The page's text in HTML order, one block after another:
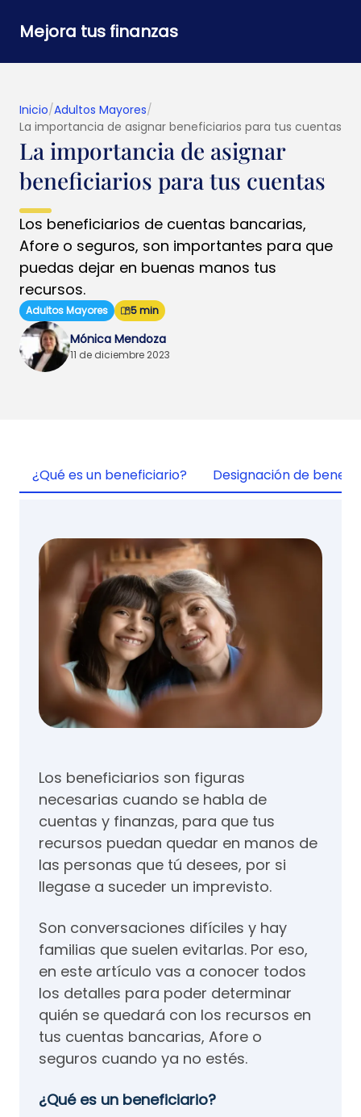
Mejora tus finanzas
Inicio/Adultos Mayores/
La importancia de asignar beneficiarios para tus cuentas
La importancia de asignar
beneficiarios para tus cuentas
Los beneficiarios de cuentas bancarias,
Afore o seguros, son importantes para que
puedas dejar en buenas manos tus
recursos.
Adultos Mayores 5 min
Mónica Mendoza
11 de diciembre 2023
¿Qué es un beneficiario? Designación de
Los beneficiarios son figuras
necesarias cuando se habla de
cuentas y finanzas, para que tus
recursos puedan quedar en manos de
las personas que tú desees, por si
llegase a suceder un imprevisto.
Son conversaciones difíciles y hay
familias que suelen evitarlas. Por eso,
en este artículo vas a conocer todos
los detalles para poder determinar
quién se quedará con los recursos en
tus cuentas bancarias, Afore o
seguros cuando ya no estés.
¿Qué es un beneficiario?